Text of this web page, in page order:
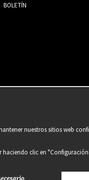
BOLETÍN
nuestros sitios web
haciendo clic en